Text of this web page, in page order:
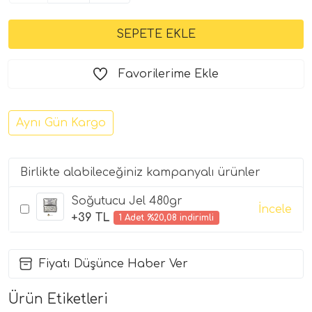
Favorilerime Ekle
Aynı Gün Kargo
Birlikte alabileceğiniz kampanyalı ürünler
Soğutucu Jel 480gr
+39 TL
1 Adet %20,08 indirimli
İncele
Fiyatı Düşünce Haber Ver
Ürün Etiketleri